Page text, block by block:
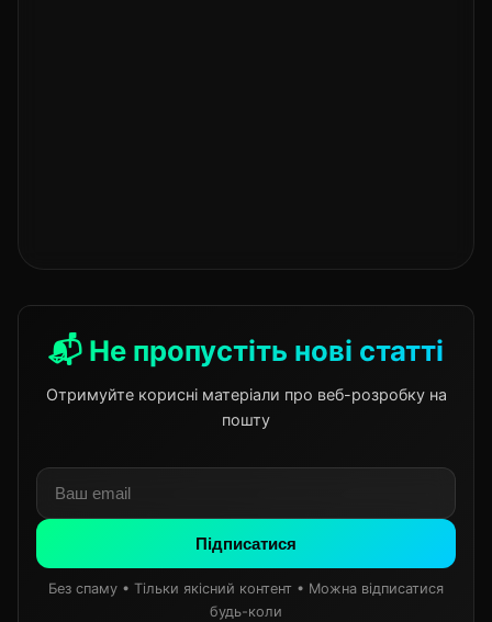
📬 Не пропустіть нові статті
Отримуйте корисні матеріали про веб-розробку на
пошту
Підписатися
Без спаму • Тільки якісний контент • Можна відписатися
будь-коли